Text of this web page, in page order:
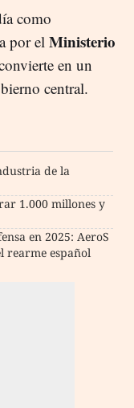
como
por el Ministerio
en un
central.
de la
1.000 millones y
en 2025: AeroS
rearme español